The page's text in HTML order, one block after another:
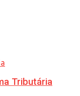
Tributária